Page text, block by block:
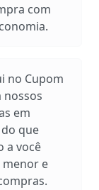
com
no Cupom
em
que
a você
e